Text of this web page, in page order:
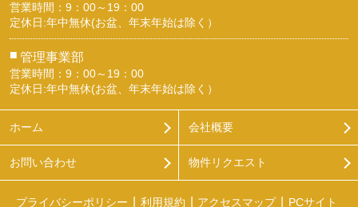
営業時間：9：00～19：00
定休日:年中無休(お盆、年末年始は除く）
■ 管理事業部
営業時間：9：00～19：00
定休日:年中無休(お盆、年末年始は除く）
ホーム 会社概要
お問い合わせ 物件リクエスト
プライバシーポリシー 利用規約 アクセスマップ
PCサイト